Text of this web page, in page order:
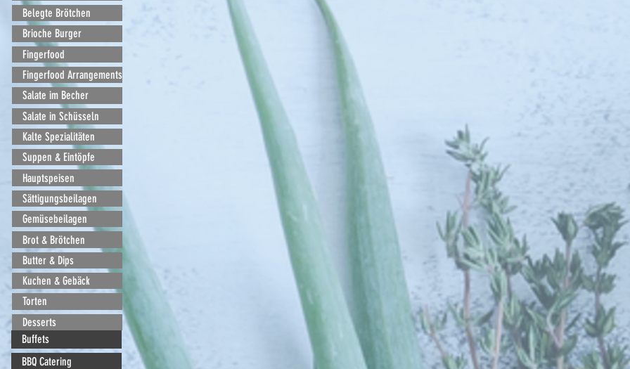
Belegte Brötchen
Brioche Burger
Fingerfood
Fingerfood Arrangements
Salate im Becher
Salate in Schüsseln
Kalte Spezialitäten
Suppen & Eintöpfe
Hauptspeisen
Sättigungsbeilagen
Gemüsebeilagen
Brot & Brötchen
Butter & Dips
Kuchen & Gebäck
Torten
Desserts
Buffets
BBQ Catering